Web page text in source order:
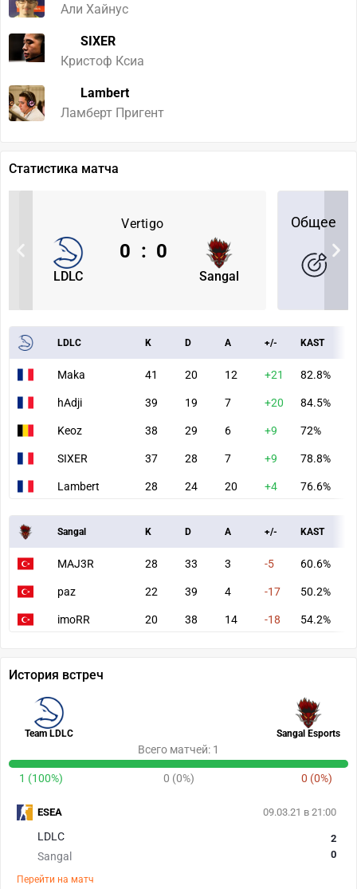
Али Хайнус
SIXER
Кристоф Ксиа
Lambert
Ламберт Пригент
Статистика матча
Vertigo
LDLC Sangal
0 : 0
Общее
LDLC K D A +/- KAST
Maka 41 20 12 +21 82.8%
hAdji 39 19 7 +20 84.5%
Keoz 38 29 6 +9 72%
SIXER 37 28 7 +9 78.8%
Lambert 28 24 20 +4 76.6%
Sangal K D A +/- KAST
MAJ3R 28 33 3 -5 60.6%
paz 22 39 4 -17 50.2%
imoRR 20 38 14 -18 54.2%
История встреч
Team LDLC Sangal Esports
Всего матчей: 1
1 (100%) 0 (0%) 0 (0%)
09.03.21 в 21:00
LDLC
Sangal
2
0
Перейти на матч
ESEA